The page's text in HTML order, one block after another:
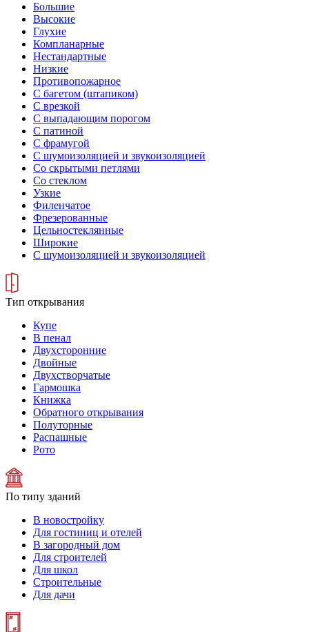
Большие
Высокие
Глухие
Компланарные
Нестандартные
Низкие
Противопожарное
С багетом (штапиком)
С врезкой
С выпадающим порогом
С патиной
С фрамугой
С шумоизоляцией и звукоизоляцией
Со скрытыми петлями
Со стеклом
Узкие
Филенчатое
Фрезерованные
Цельностеклянные
Широкие
С шумоизоляцией и звукоизоляцией
Тип открывания
Купе
В пенал
Двухсторонние
Двойные
Двухстворчатые
Гармошка
Книжка
Обратного открывания
Полуторные
Распашные
Рото
По типу зданий
В новостройку
Для гостиниц и отелей
В загородный дом
Для строителей
Для школ
Строительные
Для дачи